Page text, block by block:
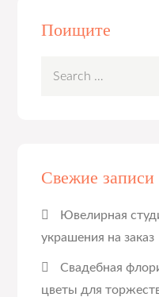
Поищите
Свежие записи
Ювелирная
украшения на заказ
Свадебная
цветы для